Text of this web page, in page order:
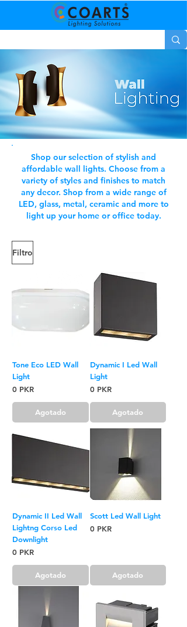
Shop our selection of stylish and
affordable wall lights. Choose from a
variety of styles and finishes to match
any decor. Shop from a wide range of
LED, glass, metal, ceramic and more to
light up your home or office today.
Filtro
Tone Eco LED Wall
Light
Precio
0 PKR
Agotado
Dynamic I Led Wall
Light
Precio
0 PKR
Agotado
Dynamic II Led Wall
Lightng Corso Led
Downlight
Precio
0 PKR
Agotado
Scott Led Wall Light
Precio
0 PKR
Agotado